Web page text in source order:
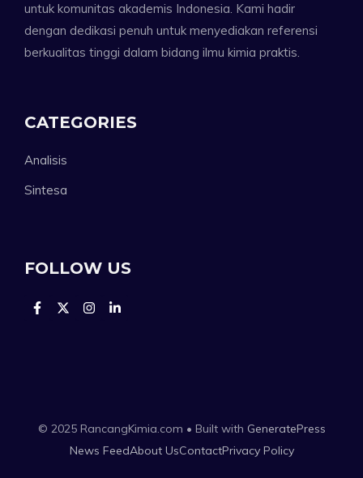
untuk komunitas akademis Indonesia. Kami hadir
dengan dedikasi penuh untuk menyediakan referensi
berkualitas tinggi dalam bidang ilmu kimia praktis.
CATEGORIES
Analisis
Sintesa
FOLLOW US
© 2025 RancangKimia.com • Built with GeneratePress
News FeedAbout UsContactPrivacy Policy